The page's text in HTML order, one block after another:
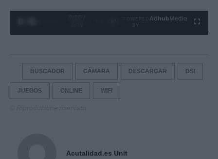
Ad hubMedia
BUSCADOR CÁMARA DESCARGAR DSI
JUEGOS ONLINE WIFI
Acutalidad.es Unit